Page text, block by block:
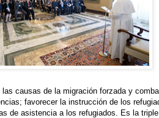
causas de la migración forzada y
favorecer la instrucción de los
de asistencia a los refugiados. Es la